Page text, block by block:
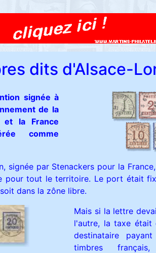
dits d'Alsace-
signée à
de la
et la France
comme
signée par Stenackers pour la
pour tout le territoire. Le port était
dans la zône libre.
Mais si la lettre
l'autre, la taxe était
destinataire
timbres